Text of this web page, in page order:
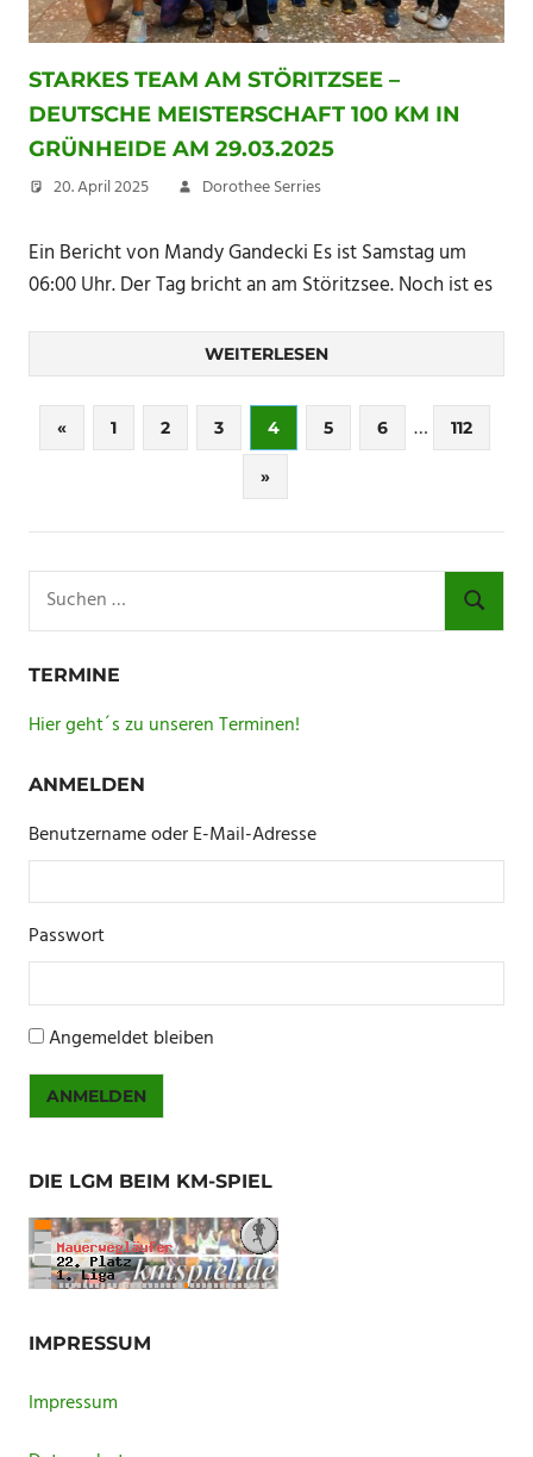
STARKES TEAM AM STÖRITZSEE –
DEUTSCHE MEISTERSCHAFT 100 KM IN
GRÜNHEIDE AM 29.03.2025
20. April 2025 Dorothee Serries
Ein Bericht von Mandy Gandecki Es ist Samstag um
06:00 Uhr. Der Tag bricht an am Störitzsee. Noch ist es
WEITERLESEN
Seitennummerierung
Beiträge
«Vorherige
Beiträge
1 2 3 4 5 6 … 112
Nächste
Beiträge
»
nach:
SUCHEN
TERMINE
Hier geht´s zu unseren Terminen!
ANMELDEN
Benutzername oder E-Mail-Adresse
Passwort
Angemeldet bleiben
ANMELDEN
DIE LGM BEIM KM-SPIEL
IMPRESSUM
Impressum